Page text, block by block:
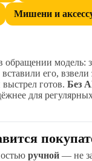
Мишени и
обращении модель:
его, взвели
готов. Без
для
ручной — не